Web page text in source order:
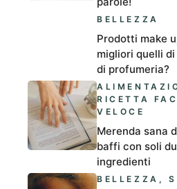
BELLEZZA
Prodotti make
migliori quelli
di profumeria?
RICETTA
VELOCE
Merenda sana
baffi con soli
ingredienti
BELLEZZA ,